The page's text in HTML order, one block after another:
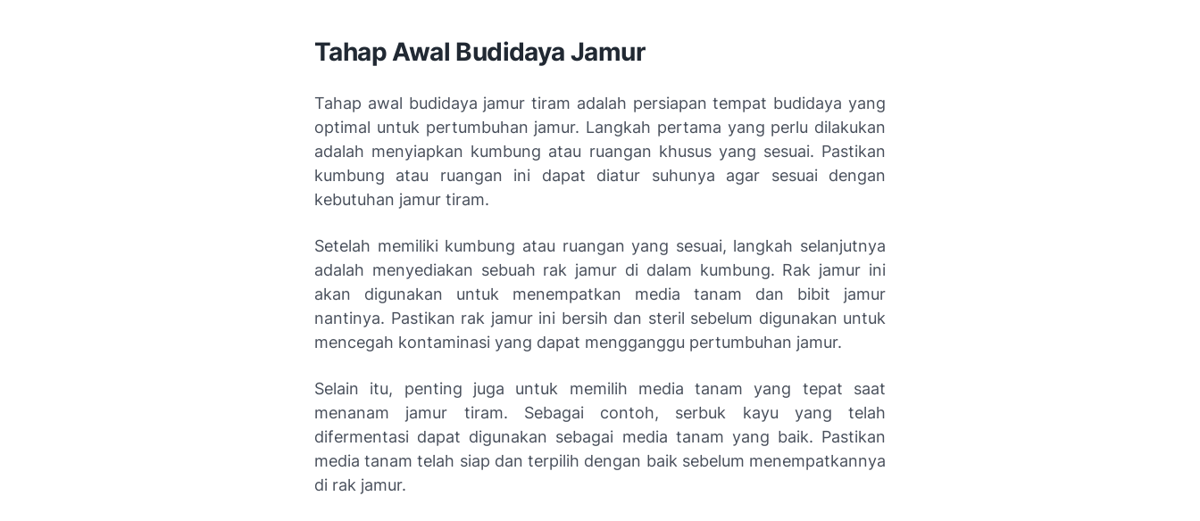
Tahap Awal Budidaya Jamur
Tahap awal budidaya jamur tiram adalah persiapan tempat budidaya yang
optimal untuk pertumbuhan jamur. Langkah pertama yang perlu dilakukan
adalah menyiapkan kumbung atau ruangan khusus yang sesuai. Pastikan
kumbung atau ruangan ini dapat diatur suhunya agar sesuai dengan
kebutuhan jamur tiram.
Setelah memiliki kumbung atau ruangan yang sesuai, langkah selanjutnya
adalah menyediakan sebuah rak jamur di dalam kumbung. Rak jamur ini
akan digunakan untuk menempatkan media tanam dan bibit jamur
nantinya. Pastikan rak jamur ini bersih dan steril sebelum digunakan untuk
mencegah kontaminasi yang dapat mengganggu pertumbuhan jamur.
Selain itu, penting juga untuk memilih media tanam yang tepat saat
menanam jamur tiram. Sebagai contoh, serbuk kayu yang telah
difermentasi dapat digunakan sebagai media tanam yang baik. Pastikan
media tanam telah siap dan terpilih dengan baik sebelum menempatkannya
di rak jamur.